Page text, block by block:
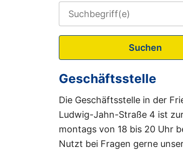
Suchen
Geschäftsstelle
Die Geschäftsstelle in der
Ludwig-Jahn-Straße 4 ist
montags von 18 bis 20 Uhr
Nutzt bei Fragen gerne